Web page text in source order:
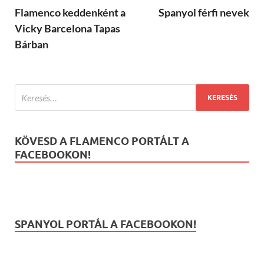
Flamenco keddenként a
Vicky Barcelona Tapas
Bárban
Spanyol férfi nevek
KÖVESD A FLAMENCO PORTÁLT A
FACEBOOKON!
SPANYOL PORTÁL A FACEBOOKON!